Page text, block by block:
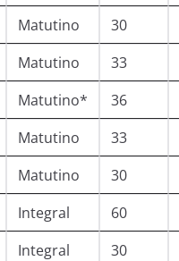
Matutino 30
Matutino 33
Matutino* 36
Matutino 33
Matutino 30
Integral 60
Integral 30